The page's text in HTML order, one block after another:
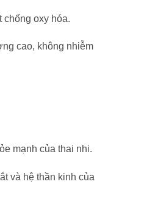
oxy hóa.
cao, không nhiễm
mạnh của thai nhi.
và hệ thần kinh của